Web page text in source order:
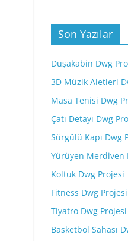
Son Yazılar
Duşakabin Dwg
3D Müzik Aletleri
Masa Tenisi Dwg
Çatı Detayı Dwg
Sürgülü Kapı Dwg
Yürüyen Merdiven
Koltuk Dwg Projesi
Fitness Dwg Projesi
Tiyatro Dwg Projesi
Basketbol Sahası